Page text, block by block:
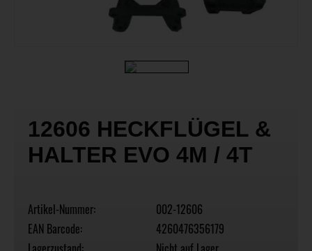
12606 HECKFLÜGEL &
HALTER EVO 4M / 4T
Artikel-Nummer:
002-12606
EAN Barcode:
4260476356179